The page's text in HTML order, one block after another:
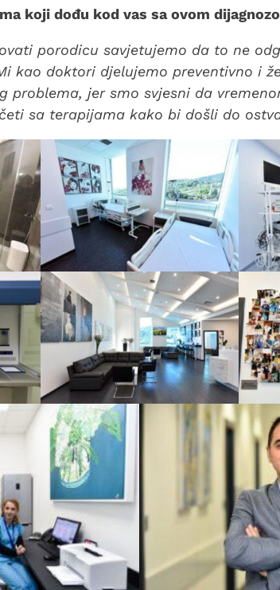
koji dođu kod vas sa ovom
porodicu savjetujemo da to ne
kao doktori djelujemo preventivno i
problema, jer smo svjesni da
sa terapijama kako bi došli do